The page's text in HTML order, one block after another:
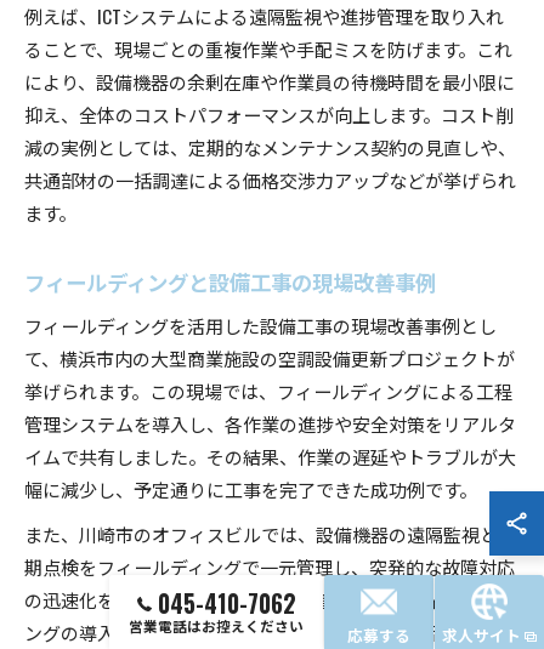
例えば、ICTシステムによる遠隔監視や進捗管理を取り入れ
ることで、現場ごとの重複作業や手配ミスを防げます。これ
により、設備機器の余剰在庫や作業員の待機時間を最小限に
抑え、全体のコストパフォーマンスが向上します。コスト削
減の実例としては、定期的なメンテナンス契約の見直しや、
共通部材の一括調達による価格交渉力アップなどが挙げられ
ます。
フィールディングと設備工事の現場改善事例
フィールディングを活用した設備工事の現場改善事例とし
て、横浜市内の大型商業施設の空調設備更新プロジェクトが
挙げられます。この現場では、フィールディングによる工程
管理システムを導入し、各作業の進捗や安全対策をリアルタ
イムで共有しました。その結果、作業の遅延やトラブルが大
幅に減少し、予定通りに工事を完了できた成功例です。
また、川崎市のオフィスビルでは、設備機器の遠隔監視と定
期点検をフィールディングで一元管理し、突発的な故障対応
の迅速化を実現しました。これらの事例から、フィールディ
ングの導入による現場改善の効果は、工期短縮や品質向上、
045-410-7062
営業電話はお控えください 応募する 求人サイト